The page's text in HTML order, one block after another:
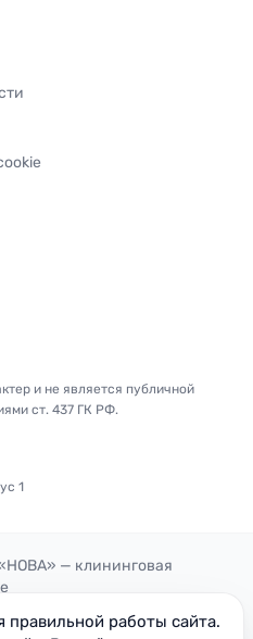
и не является публичной
ст. 437 ГК РФ.
1
— клининговая
работы сайта.